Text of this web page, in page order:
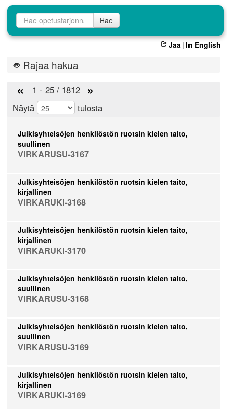
Opetustarjontahaku
Hae
Jaa | In English
Rajaa hakua
« 1 - 25 / 1812 »
Näytä tulosta
Julkisyhteisöjen henkilöstön ruotsin kielen taito,
suullinen
VIRKARUSU-3167
Julkisyhteisöjen henkilöstön ruotsin kielen taito,
kirjallinen
VIRKARUKI-3168
Julkisyhteisöjen henkilöstön ruotsin kielen taito,
kirjallinen
VIRKARUKI-3170
Julkisyhteisöjen henkilöstön ruotsin kielen taito,
suullinen
VIRKARUSU-3168
Julkisyhteisöjen henkilöstön ruotsin kielen taito,
suullinen
VIRKARUSU-3169
Julkisyhteisöjen henkilöstön ruotsin kielen taito,
kirjallinen
VIRKARUKI-3169